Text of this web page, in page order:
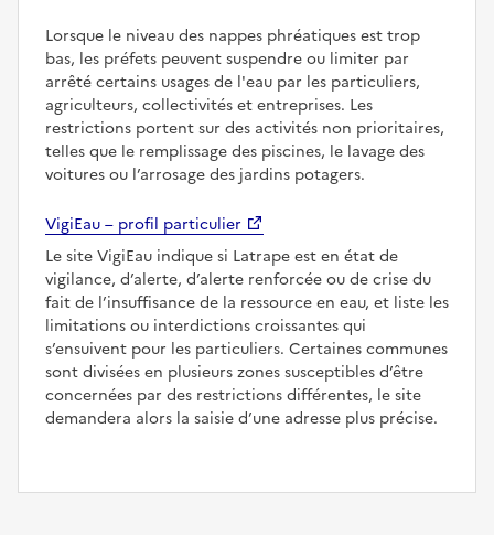
Lorsque le niveau des nappes phréatiques est trop
bas, les préfets peuvent suspendre ou limiter par
arrêté certains usages de l'eau par les particuliers,
agriculteurs, collectivités et entreprises. Les
restrictions portent sur des activités non prioritaires,
telles que le remplissage des piscines, le lavage des
voitures ou l’arrosage des jardins potagers.
VigiEau – profil particulier
Le site VigiEau indique si Latrape est en état de
vigilance, d’alerte, d’alerte renforcée ou de crise du
fait de l’insuffisance de la ressource en eau, et liste les
limitations ou interdictions croissantes qui
s’ensuivent pour les particuliers. Certaines communes
sont divisées en plusieurs zones susceptibles d’être
concernées par des restrictions différentes, le site
demandera alors la saisie d’une adresse plus précise.